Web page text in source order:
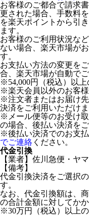
お客様のご都合で請求
更された場合、手数料
を楽天ポイントから引
ます。
お客様のご利用状況な
ない場合、楽天市場が
す。
お支払い方法の変更を
合、楽天市場が自動で
※54,000円（税込）以上
※楽天会員以外のお客様
※注文者またはお届け
決済をご利用いただけま
※メール便等のお受け
の場合、後払い決済を
※後払い決済でのお支
でご連絡 ください。
代金引換
【業者】佐川急便・ヤ
【備考】
代金引換決済をご選択
す。
なお、代金引換額は、
の合計金額に対してかか
※30万円（税込）以上